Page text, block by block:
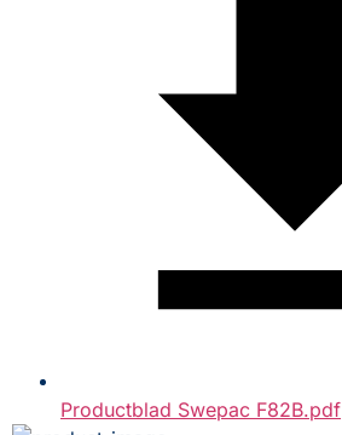
Productblad Swepac F82B.pdf